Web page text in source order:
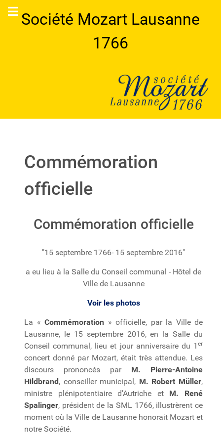
Société Mozart Lausanne
1766
Commémoration
officielle
Commémoration officielle
"15 septembre 1766- 15 septembre 2016"
a eu lieu à la Salle du Conseil communal - Hôtel de
Ville de Lausanne
Voir les photos
La « Commémoration » officielle, par la Ville de
Lausanne, le 15 septembre 2016, en la Salle du
Conseil communal, lieu et jour anniversaire du 1 er
concert donné par Mozart, était très attendue. Les
discours prononcés par M. Pierre-Antoine
Hildbrand, conseiller municipal, M. Robert Müller,
ministre plénipotentiaire d’Autriche et M. René
Spalinger, président de la SML 1766, illustrèrent ce
moment où la Ville de Lausanne honorait Mozart et
notre Société.